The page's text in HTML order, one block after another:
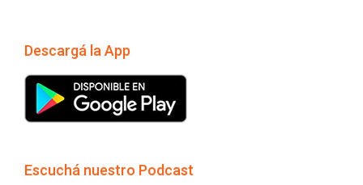
Descargá la App
Escuchá nuestro Podcast